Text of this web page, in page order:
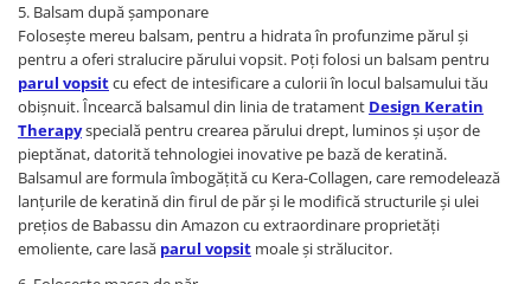
5. Balsam după șamponare
Folosește mereu balsam, pentru a hidrata în profunzime părul și
pentru a oferi stralucire părului vopsit. Poți folosi un balsam pentru
parul vopsitcu efect de intesificare a culorii în locul balsamului tău
obișnuit. Încearcă balsamul din linia de tratament Design Keratin
Therapyspecială pentru crearea părului drept, luminos și ușor de
pieptănat, datorită tehnologiei inovative pe bază de keratină.
Balsamul are formula îmbogățită cu Kera-Collagen, care remodelează
lanțurile de keratină din firul de păr și le modifică structurile și ulei
prețios de Babassu din Amazon cu extraordinare proprietăți
emoliente, care lasă parul vopsit moale și strălucitor.